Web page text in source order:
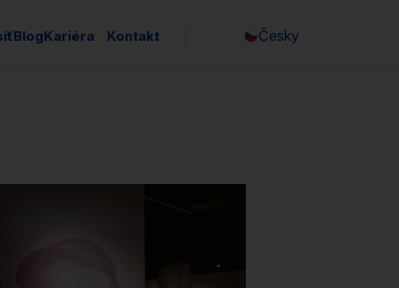
BlogKariéra Kontakt Česky